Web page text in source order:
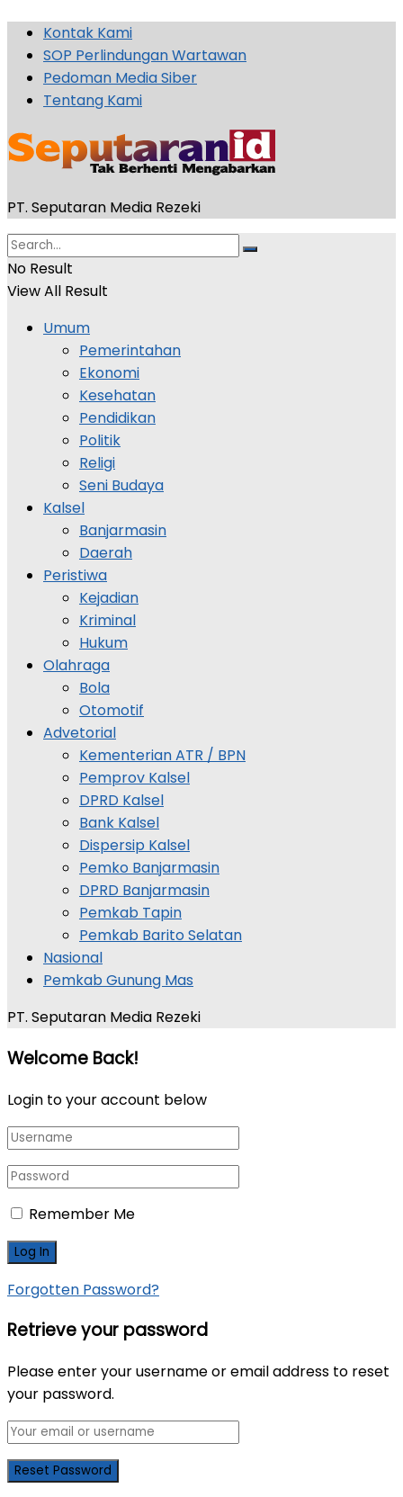
Kontak Kami
SOP Perlindungan Wartawan
Pedoman Media Siber
Tentang Kami
PT. Seputaran Media Rezeki
No Result
View All Result
Umum
Pemerintahan
Ekonomi
Kesehatan
Pendidikan
Politik
Religi
Seni Budaya
Kalsel
Banjarmasin
Daerah
Peristiwa
Kejadian
Kriminal
Hukum
Olahraga
Bola
Otomotif
Advetorial
Kementerian ATR / BPN
Pemprov Kalsel
DPRD Kalsel
Bank Kalsel
Dispersip Kalsel
Pemko Banjarmasin
DPRD Banjarmasin
Pemkab Tapin
Pemkab Barito Selatan
Nasional
Pemkab Gunung Mas
PT. Seputaran Media Rezeki
Welcome Back!
Login to your account below
Remember Me
Forgotten Password?
Retrieve your password
Please enter your username or email address to reset
your password.